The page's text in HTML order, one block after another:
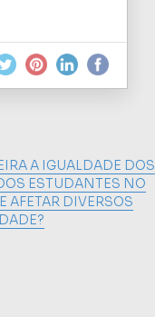
A IGUALDADE DOS
ESTUDANTES NO
AFETAR DIVERSOS